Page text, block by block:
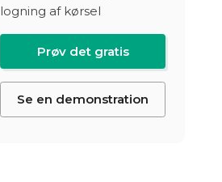
logning af kørsel
Prøv det gratis
Se en demonstration